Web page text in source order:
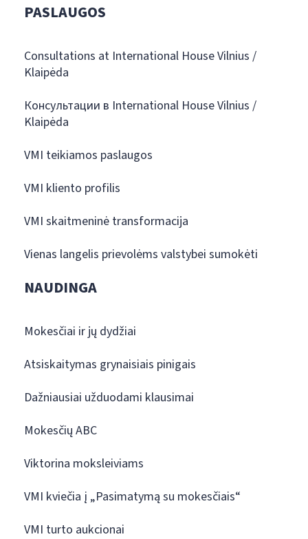
PASLAUGOS
Consultations at International House Vilnius /
Klaipėda
Консультации в International House Vilnius /
Klaipėda
VMI teikiamos paslaugos
VMI kliento profilis
VMI skaitmeninė transformacija
Vienas langelis prievolėms valstybei sumokėti
NAUDINGA
Mokesčiai ir jų dydžiai
Atsiskaitymas grynaisiais pinigais
Dažniausiai užduodami klausimai
Mokesčių ABC
Viktorina moksleiviams
VMI kviečia į „Pasimatymą su mokesčiais“
VMI turto aukcionai